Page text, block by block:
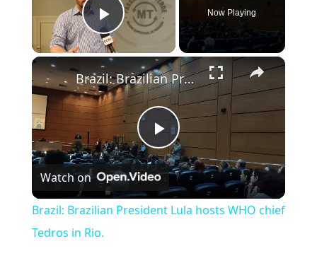
Play Video
Now Playing
×
Play Video
Brazil: Brazilian President Lula hosts WHO chief Tedros in Rio.
Watch on
Brazil: Brazilian President Lula hosts WHO chief
Tedros in Rio.